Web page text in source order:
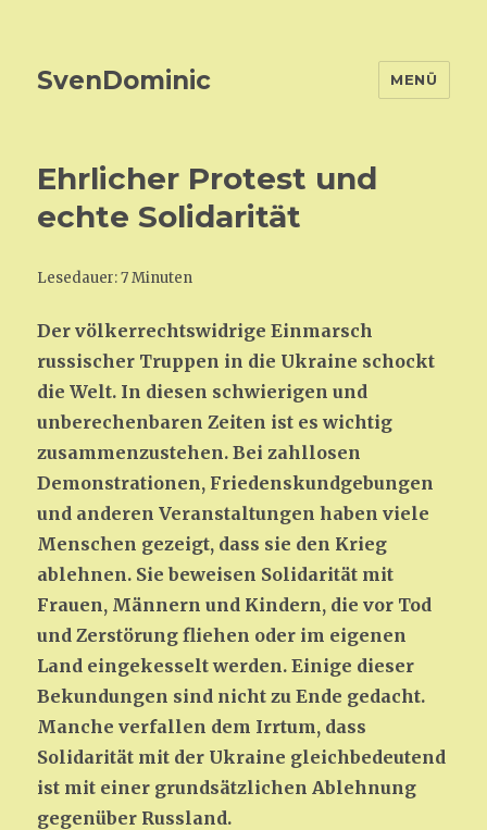
SvenDominic MENÜ
Ehrlicher Protest und
echte Solidarität
Lesedauer: 7 Minuten
Der völkerrechtswidrige Einmarsch
russischer Truppen in die Ukraine schockt
die Welt. In diesen schwierigen und
unberechenbaren Zeiten ist es wichtig
zusammenzustehen. Bei zahllosen
Demonstrationen, Friedenskundgebungen
und anderen Veranstaltungen haben viele
Menschen gezeigt, dass sie den Krieg
ablehnen. Sie beweisen Solidarität mit
Frauen, Männern und Kindern, die vor Tod
und Zerstörung fliehen oder im eigenen
Land eingekesselt werden. Einige dieser
Bekundungen sind nicht zu Ende gedacht.
Manche verfallen dem Irrtum, dass
Solidarität mit der Ukraine gleichbedeutend
ist mit einer grundsätzlichen Ablehnung
gegenüber Russland.